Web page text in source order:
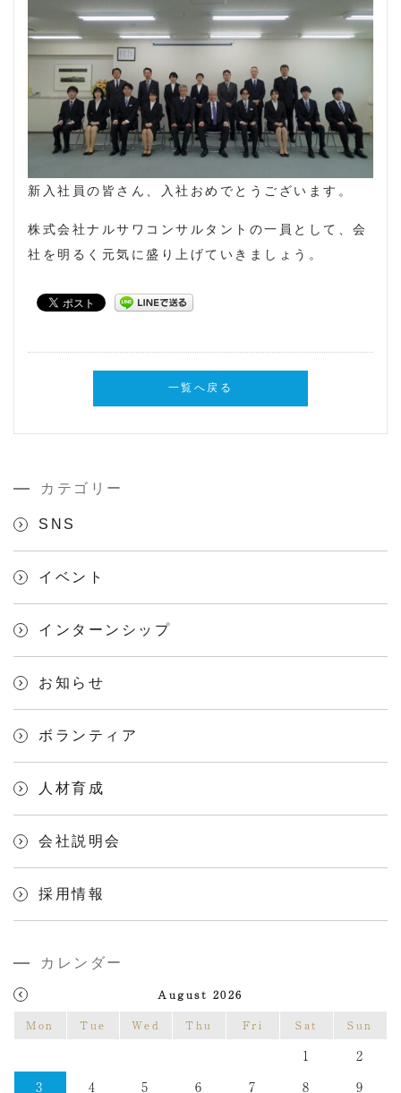
新入社員の皆さん、入社おめでとうございます。
株式会社ナルサワコンサルタントの一員として、会
社を明るく元気に盛り上げていきましょう。
一覧へ戻る
カテゴリー
SNS
イベント
インターンシップ
お知らせ
ボランティア
人材育成
会社説明会
採用情報
カレンダー
August 2026
Mon
Tue Wed Thu Fri Sat Sun
1
2
3
4 5 6 7 8
9